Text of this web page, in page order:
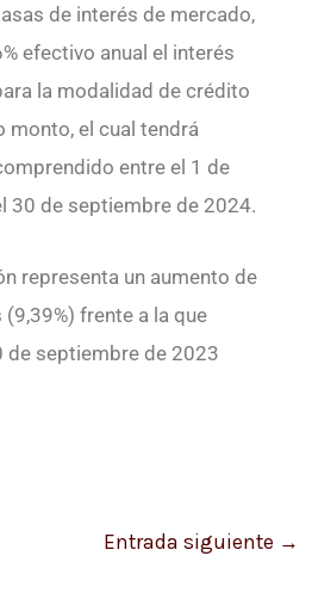
de interés de mercado,
efectivo anual el interés
la modalidad de crédito
monto, el cual tendrá
entre el 1 de
30 de septiembre de 2024.
representa un aumento de
frente a la que
de septiembre de 2023
Entrada siguiente →